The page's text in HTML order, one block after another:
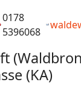
0178
5396068
(KA)